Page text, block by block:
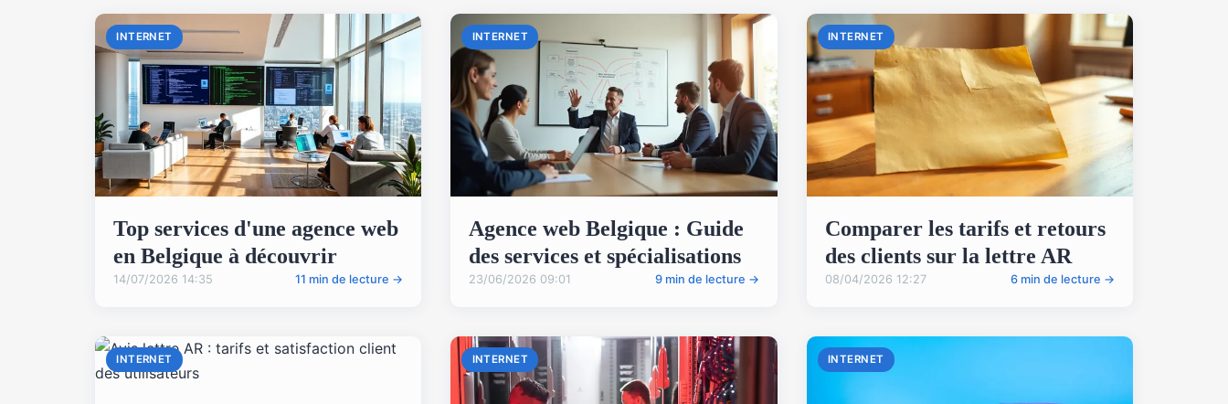
INTERNET
Top services d'une agence web
en Belgique à découvrir
14/07/2026 14:35 11 min de lecture →
INTERNET
Agence web Belgique : Guide
des services et spécialisations
23/06/2026 09:01 9 min de lecture →
INTERNET
Comparer les tarifs et retours
des clients sur la lettre AR
08/04/2026 12:27 6 min de lecture →
INTERNET INTERNET INTERNET